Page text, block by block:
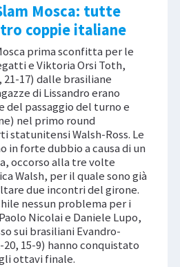
Mosca: tutte
coppie italiane
prima sconfitta per le
e Viktoria Orsi Toth,
21-17) dalle brasiliane
di Lissandro erano
del passaggio del turno e
nel primo round
statunitensi Walsh-Ross. Le
in forte dubbio a causa di un
occorso alla tre volte
Walsh, per il quale sono già
due incontri del girone.
nessun problema per i
Nicolai e Daniele Lupo,
sui brasiliani Evandro-
20, 15-9) hanno conquistato
ottavi finale.